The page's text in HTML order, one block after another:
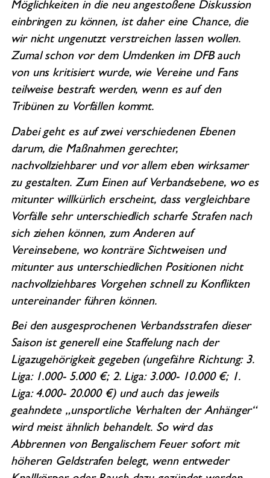
Möglichkeiten in die neu angestoßene Diskussion
einbringen zu können, ist daher eine Chance, die
wir nicht ungenutzt verstreichen lassen wollen.
Zumal schon vor dem Umdenken im DFB auch
von uns kritisiert wurde, wie Vereine und Fans
teilweise bestraft werden, wenn es auf den
Tribünen zu Vorfällen kommt.
Dabei geht es auf zwei verschiedenen Ebenen
darum, die Maßnahmen gerechter,
nachvollziehbarer und vor allem eben wirksamer
zu gestalten. Zum Einen auf Verbandsebene, wo es
mitunter willkürlich erscheint, dass vergleichbare
Vorfälle sehr unterschiedlich scharfe Strafen nach
sich ziehen können, zum Anderen auf
Vereinsebene, wo konträre Sichtweisen und
mitunter aus unterschiedlichen Positionen nicht
nachvollziehbares Vorgehen schnell zu Konflikten
untereinander führen können.
Bei den ausgesprochenen Verbandsstrafen dieser
Saison ist generell eine Staffelung nach der
Ligazugehörigkeit gegeben (ungefähre Richtung: 3.
Liga: 1.000- 5.000 €; 2. Liga: 3.000- 10.000 €; 1.
Liga: 4.000- 20.000 €) und auch das jeweils
geahndete „unsportliche Verhalten der Anhänger“
wird meist ähnlich behandelt. So wird das
Abbrennen von Bengalischem Feuer sofort mit
höheren Geldstrafen belegt, wenn entweder